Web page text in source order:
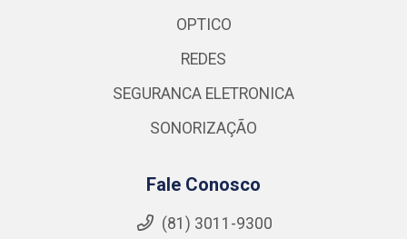
OPTICO
REDES
SEGURANCA ELETRONICA
SONORIZAÇÃO
Fale Conosco
(81) 3011-9300